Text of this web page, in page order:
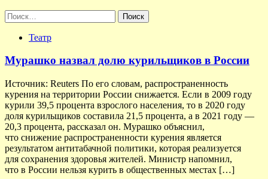
Найти:
Театр
Мурашко назвал долю курильщиков в России
Источник: Reuters По его словам, распространенность
курения на территории России снижается. Если в 2009 году
курили 39,5 процента взрослого населения, то в 2020 году
доля курильщиков составила 21,5 процента, а в 2021 году —
20,3 процента, рассказал он. Мурашко объяснил,
что снижение распространенности курения является
результатом антитабачной политики, которая реализуется
для сохранения здоровья жителей. Министр напомнил,
что в России нельзя курить в общественных местах […]